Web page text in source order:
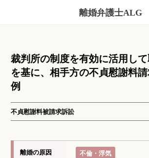
離婚弁護士ALG
裁判所の制度を有効に活用し
を基に、相手方の不貞慰謝料
例
不貞慰謝料被請求訴訟
離婚の原因 不倫・浮気